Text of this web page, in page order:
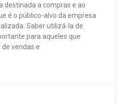
destinada a compras e ao
é o público-alvo da empresa
Saber utilizá-la de
para aqueles que
vendas e